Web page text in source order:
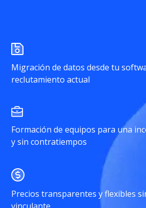
Migración de datos desde tu
reclutamiento actual
Formación de equipos para una
y sin contratiempos
Precios transparentes y flexibles